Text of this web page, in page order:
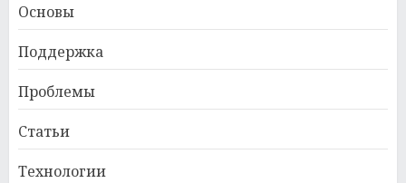
Основы
Поддержка
Проблемы
Статьи
Технологии